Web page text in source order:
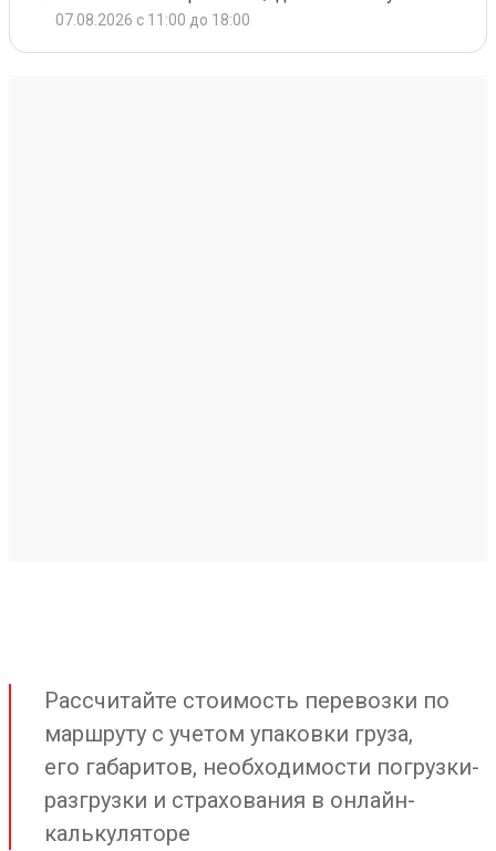
07.08.2026 с 11:00 до 18:00
Рассчитайте стоимость перевозки по
маршруту с учетом упаковки груза,
его габаритов, необходимости погрузки-
разгрузки и страхования в онлайн-
калькуляторе